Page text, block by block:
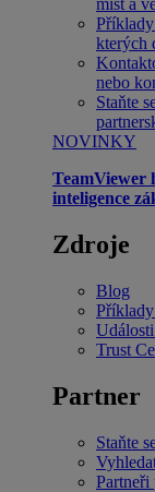
kterých
nebo
Staňte
NOVINKY
TeamViewer
inteligence
Zdroje
Blog
Trust
Partner
Staňte
Partneři